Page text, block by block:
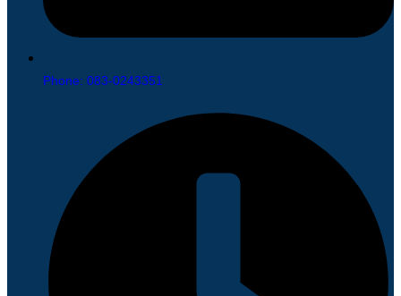
Phone: 083-0243351